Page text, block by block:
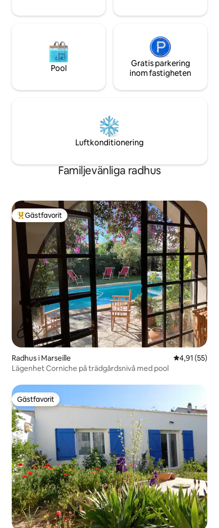
Pool
Gratis parkering
inom fastigheten
Luftkonditionering
Familjevänliga radhus
Populär gästfavorit
Gästfavorit
Radhus i Marseille 4,91 av 5 i
4,91 (55)
Lägenhet Corniche på trädgårdsnivå med pool
Gästfavorit
Gästfavorit